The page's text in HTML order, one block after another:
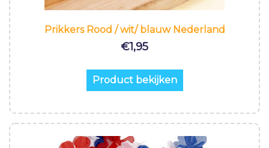
Prikkers Rood / wit/ blauw Nederland
€1,95
Product bekijken